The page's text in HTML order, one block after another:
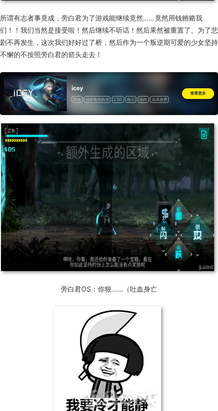
所谓有志者事竟成，旁白君为了游戏能继续竟然……竟然用钱贿赂我
们！！我们当然是接受啦！然后继续不听话！然后果然被重置了。为了悲
剧不再发生，这次我们好好过了桥，然后作为一个叛逆期可爱的少女坚持
不懈的不按照旁白君的箭头走去！
icey
其他 动作角色扮演 2.5D 格斗 动作 道具收费
查看更多
旁白君OS：你狠……（吐血身亡